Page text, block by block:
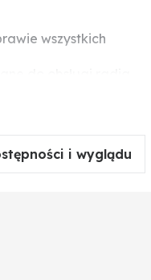
wszystkich
z obrotowym
i bezpieczeństwo
i wyglądu